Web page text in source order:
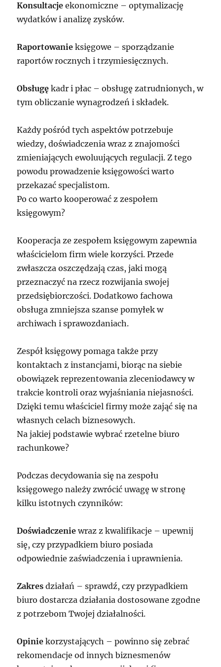
Konsultacje ekonomiczne – optymalizację
wydatków i analizę zysków.
Raportowanie księgowe – sporządzanie
raportów rocznych i trzymiesięcznych.
Obsługę kadr i płac – obsługę zatrudnionych, w
tym obliczanie wynagrodzeń i składek.
Każdy pośród tych aspektów potrzebuje
wiedzy, doświadczenia wraz z znajomości
zmieniających ewoluujących regulacji. Z tego
powodu prowadzenie księgowości warto
przekazać specjalistom.
Po co warto kooperować z zespołem
księgowym?
Kooperacja ze zespołem księgowym zapewnia
właścicielom firm wiele korzyści. Przede
zwłaszcza oszczędzają czas, jaki mogą
przeznaczyć na rzecz rozwijania swojej
przedsiębiorczości. Dodatkowo fachowa
obsługa zmniejsza szanse pomyłek w
archiwach i sprawozdaniach.
Zespół księgowy pomaga także przy
kontaktach z instancjami, biorąc na siebie
obowiązek reprezentowania zleceniodawcy w
trakcie kontroli oraz wyjaśniania niejasności.
Dzięki temu właściciel firmy może zająć się na
własnych celach biznesowych.
Na jakiej podstawie wybrać rzetelne biuro
rachunkowe?
Podczas decydowania się na zespołu
księgowego należy zwrócić uwagę w stronę
kilku istotnych czynników:
Doświadczenie wraz z kwalifikacje – upewnij
się, czy przypadkiem biuro posiada
odpowiednie zaświadczenia i uprawnienia.
Zakres działań – sprawdź, czy przypadkiem
biuro dostarcza działania dostosowane zgodne
z potrzebom Twojej działalności.
Opinie korzystających – powinno się zebrać
rekomendacje od innych biznesmenów